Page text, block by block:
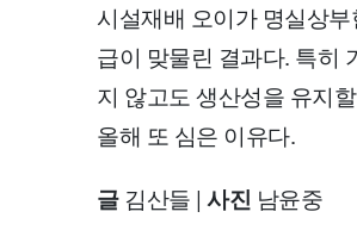
시설재배 오이가 명실상
급이 맞물린 결과다. 특히
지 않고도 생산성을 유지
올해 또 심은 이유다.
글김산들 | 사진 남윤중